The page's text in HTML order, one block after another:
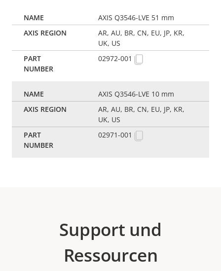
AXIS Q3546-LVE 51 mm
AR, AU, BR, CN, EU, JP, KR,
UK, US
02972-001
AXIS Q3546-LVE 10 mm
AR, AU, BR, CN, EU, JP, KR,
UK, US
02971-001
Support und
Ressourcen